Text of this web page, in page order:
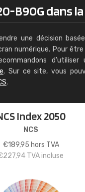
B90G dans
une décision
numérique. Pour être
d'utiliser
. Sur ce site, vous
.
Index 2050
NCS
€189,95 hors TVA
227,94 TVA incluse